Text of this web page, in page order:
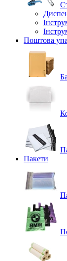
Поштова
Пакети